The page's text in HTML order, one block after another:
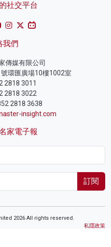
社交平台
我們
傳媒有限公司
環匯廣場10樓1002室
2818 3011
2818 3022
2818 3638
insight.com
家電子報
訂閱
2026 All rights reserved.
私隱政策